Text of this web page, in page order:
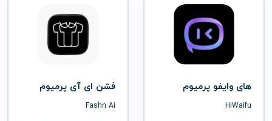
های وایفو پرمیوم
HiWaifu
فشن ای آی پرمیوم
Fashn Ai